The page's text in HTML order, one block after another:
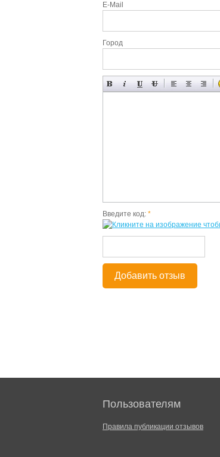
E-Mail
Город
Введите код: *
Добавить отзыв
Пользователям
Правила публикации отзывов